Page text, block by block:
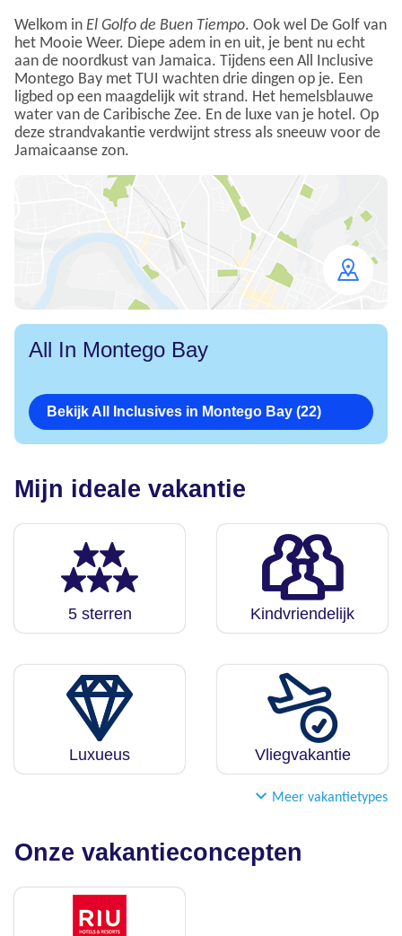
Welkom in El Golfo de Buen Tiempo. Ook wel De Golf van
het Mooie Weer. Diepe adem in en uit, je bent nu echt
aan de noordkust van Jamaica. Tijdens een All Inclusive
Montego Bay met TUI wachten drie dingen op je. Een
ligbed op een maagdelijk wit strand. Het hemelsblauwe
water van de Caribische Zee. En de luxe van je hotel. Op
deze strandvakantie verdwijnt stress als sneeuw voor de
Jamaicaanse zon.
map
All In Montego Bay
Bekijk All Inclusives in Montego Bay (22)
Mijn ideale vakantie
5 sterren Kindvriendelijk
Luxueus Vliegvakantie
Meer vakantietypes
Onze vakantieconcepten